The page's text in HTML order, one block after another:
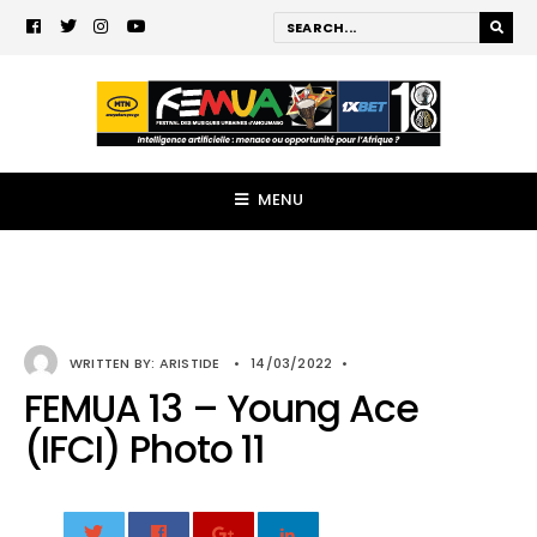
MENU
WRITTEN BY: ARISTIDE • 14/03/2022 •
FEMUA 13 – Young Ace
(IFCI) Photo 11